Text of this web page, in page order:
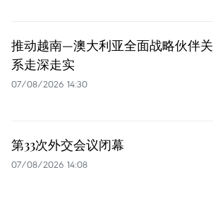
推动越南—澳大利亚全面战略伙伴关
系走深走实
07/08/2026 14:30
第33次外交会议闭幕
07/08/2026 14:08